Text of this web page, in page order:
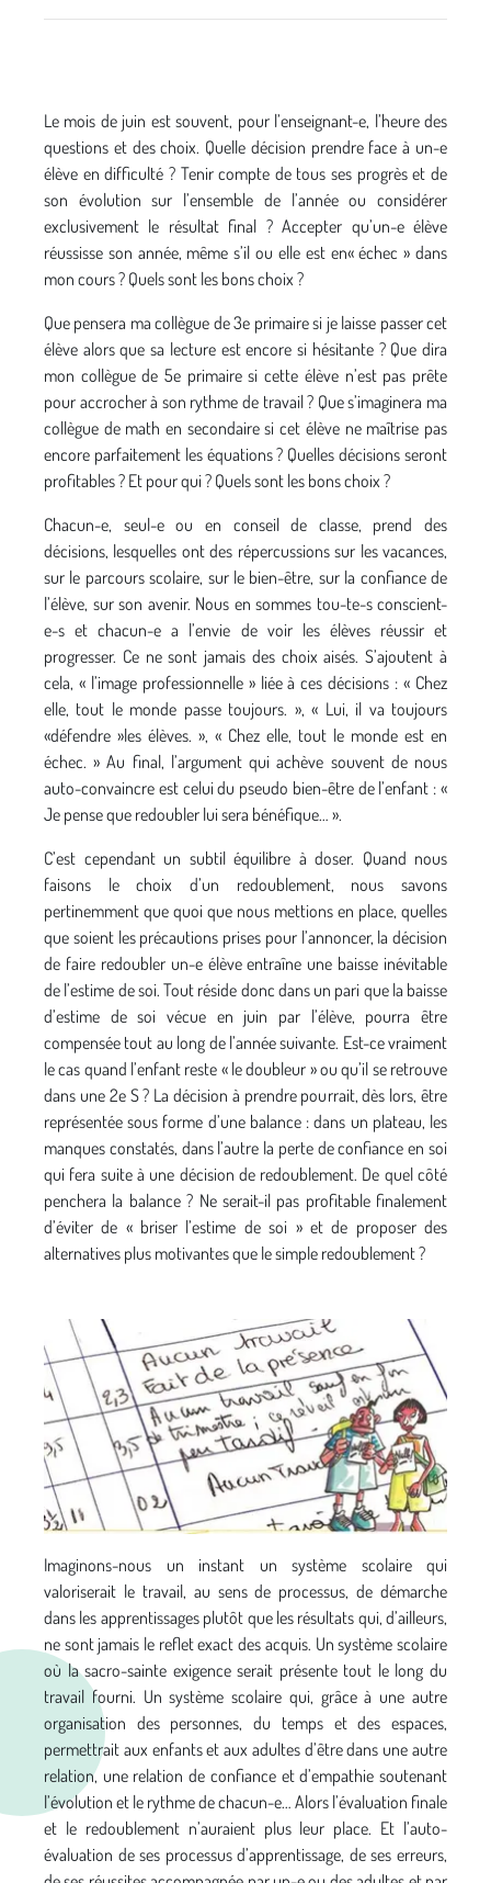
Le mois de juin est souvent, pour l’enseignant-e, l’heure des
questions et des choix. Quelle décision prendre face à un-e
élève en difficulté ? Tenir compte de tous ses progrès et de
son évolution sur l’ensemble de l’année ou considérer
exclusivement le résultat final ? Accepter qu’un-e élève
réussisse son année, même s’il ou elle est en« échec » dans
mon cours ? Quels sont les bons choix ?
Que pensera ma collègue de 3e primaire si je laisse passer cet
élève alors que sa lecture est encore si hésitante ? Que dira
mon collègue de 5e primaire si cette élève n’est pas prête
pour accrocher à son rythme de travail ? Que s’imaginera ma
collègue de math en secondaire si cet élève ne maîtrise pas
encore parfaitement les équations ? Quelles décisions seront
profitables ? Et pour qui ? Quels sont les bons choix ?
Chacun-e, seul-e ou en conseil de classe, prend des
décisions, lesquelles ont des répercussions sur les vacances,
sur le parcours scolaire, sur le bien-être, sur la confiance de
l’élève, sur son avenir. Nous en sommes tou-te-s conscient-
e-s et chacun-e a l’envie de voir les élèves réussir et
progresser. Ce ne sont jamais des choix aisés. S’ajoutent à
cela, « l’image professionnelle » liée à ces décisions : « Chez
elle, tout le monde passe toujours. », « Lui, il va toujours
«défendre »les élèves. », « Chez elle, tout le monde est en
échec. » Au final, l’argument qui achève souvent de nous
auto-convaincre est celui du pseudo bien-être de l’enfant : «
Je pense que redoubler lui sera bénéfique… ».
C’est cependant un subtil équilibre à doser. Quand nous
faisons le choix d’un redoublement, nous savons
pertinemment que quoi que nous mettions en place, quelles
que soient les précautions prises pour l’annoncer, la décision
de faire redoubler un-e élève entraîne une baisse inévitable
de l’estime de soi. Tout réside donc dans un pari que la baisse
d’estime de soi vécue en juin par l’élève, pourra être
compensée tout au long de l’année suivante. Est-ce vraiment
le cas quand l’enfant reste « le doubleur » ou qu’il se retrouve
dans une 2e S ? La décision à prendre pourrait, dès lors, être
représentée sous forme d’une balance : dans un plateau, les
manques constatés, dans l’autre la perte de confiance en soi
qui fera suite à une décision de redoublement. De quel côté
penchera la balance ? Ne serait-il pas profitable finalement
d’éviter de « briser l’estime de soi » et de proposer des
alternatives plus motivantes que le simple redoublement ?
Imaginons-nous un instant un système scolaire qui
valoriserait le travail, au sens de processus, de démarche
dans les apprentissages plutôt que les résultats qui, d’ailleurs,
ne sont jamais le reflet exact des acquis. Un système scolaire
où la sacro-sainte exigence serait présente tout le long du
travail fourni. Un système scolaire qui, grâce à une autre
organisation des personnes, du temps et des espaces,
permettrait aux enfants et aux adultes d’être dans une autre
relation, une relation de confiance et d’empathie soutenant
l’évolution et le rythme de chacun-e… Alors l’évaluation finale
et le redoublement n’auraient plus leur place. Et l’auto-
évaluation de ses processus d’apprentissage, de ses erreurs,